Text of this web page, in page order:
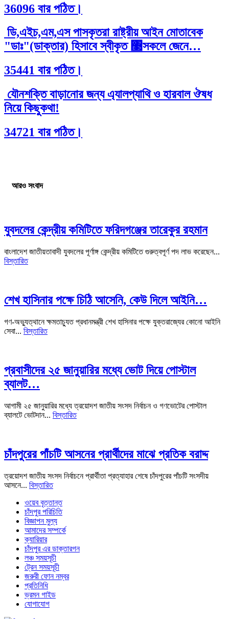
36096 বার পঠিত।
ডি,এইচ,এম,এস পাসকৃতরা রাষ্ট্রীয় আইন মোতাবেক
"ডাঃ"(ডাক্তার) হিসাবে স্বীকৃত ঳সকলে জেনে…
35441 বার পঠিত।
যৌনশক্তি বাড়ানোর জন্য এ্যালপ্যাথি ও হারবাল ঔষধ
নিয়ে কিছুকথা!
34721 বার পঠিত।
আরও সংবাদ
যুবদলের কেন্দ্রীয় কমিটিতে ফরিদগঞ্জের তারেকুর রহমান
বাংলাদেশ জাতীয়তাবাদী যুবদলের পূর্ণাঙ্গ কেন্দ্রীয় কমিটিতে গুরুত্বপূর্ণ পদ লাভ করেছেন...
বিস্তারিত
শেখ হাসিনার পক্ষে চিঠি আসেনি, কেউ দিলে আইনি…
গণ-অভ্যুত্থানে ক্ষমতাচ্যুত প্রধানমন্ত্রী শেখ হাসিনার পক্ষে যুক্তরাজ্যের কোনো আইনি
সেবা... বিস্তারিত
প্রবাসীদের ২৫ জানুয়ারির মধ্যে ভোট দিয়ে পোস্টাল
ব্যালট…
আগামী ২৫ জানুয়ারির মধ্যে ত্রয়োদশ জাতীয় সংসদ নির্বাচন ও গণভোটের পোস্টাল
ব্যালটে ভোটদান... বিস্তারিত
চাঁদপুরের পাঁচটি আসনের প্রার্থীদের মাঝে প্রতিক বরাদ্দ
ত্রয়োদশ জাতীয় সংসদ নির্বাচনে প্রার্থীতা প্রত্যাহার শেষে চাঁদপুরের পাঁচটি সংসদীয়
আসনে... বিস্তারিত
ওয়েব বৃত্তান্ত
চাঁদপুর পরিচিতি
বিজ্ঞাপন মুল্য
আমাদের সম্পর্কে
ক্যারিয়ার
চাঁদপুর এর ডাক্তারগন
লঞ্চ সময়সূচী
ট্রেন সময়সূচী
জরুরী ফোন নম্বর
প্রতিনিধি
ভ্রমন গাইড
যোগাযোগ